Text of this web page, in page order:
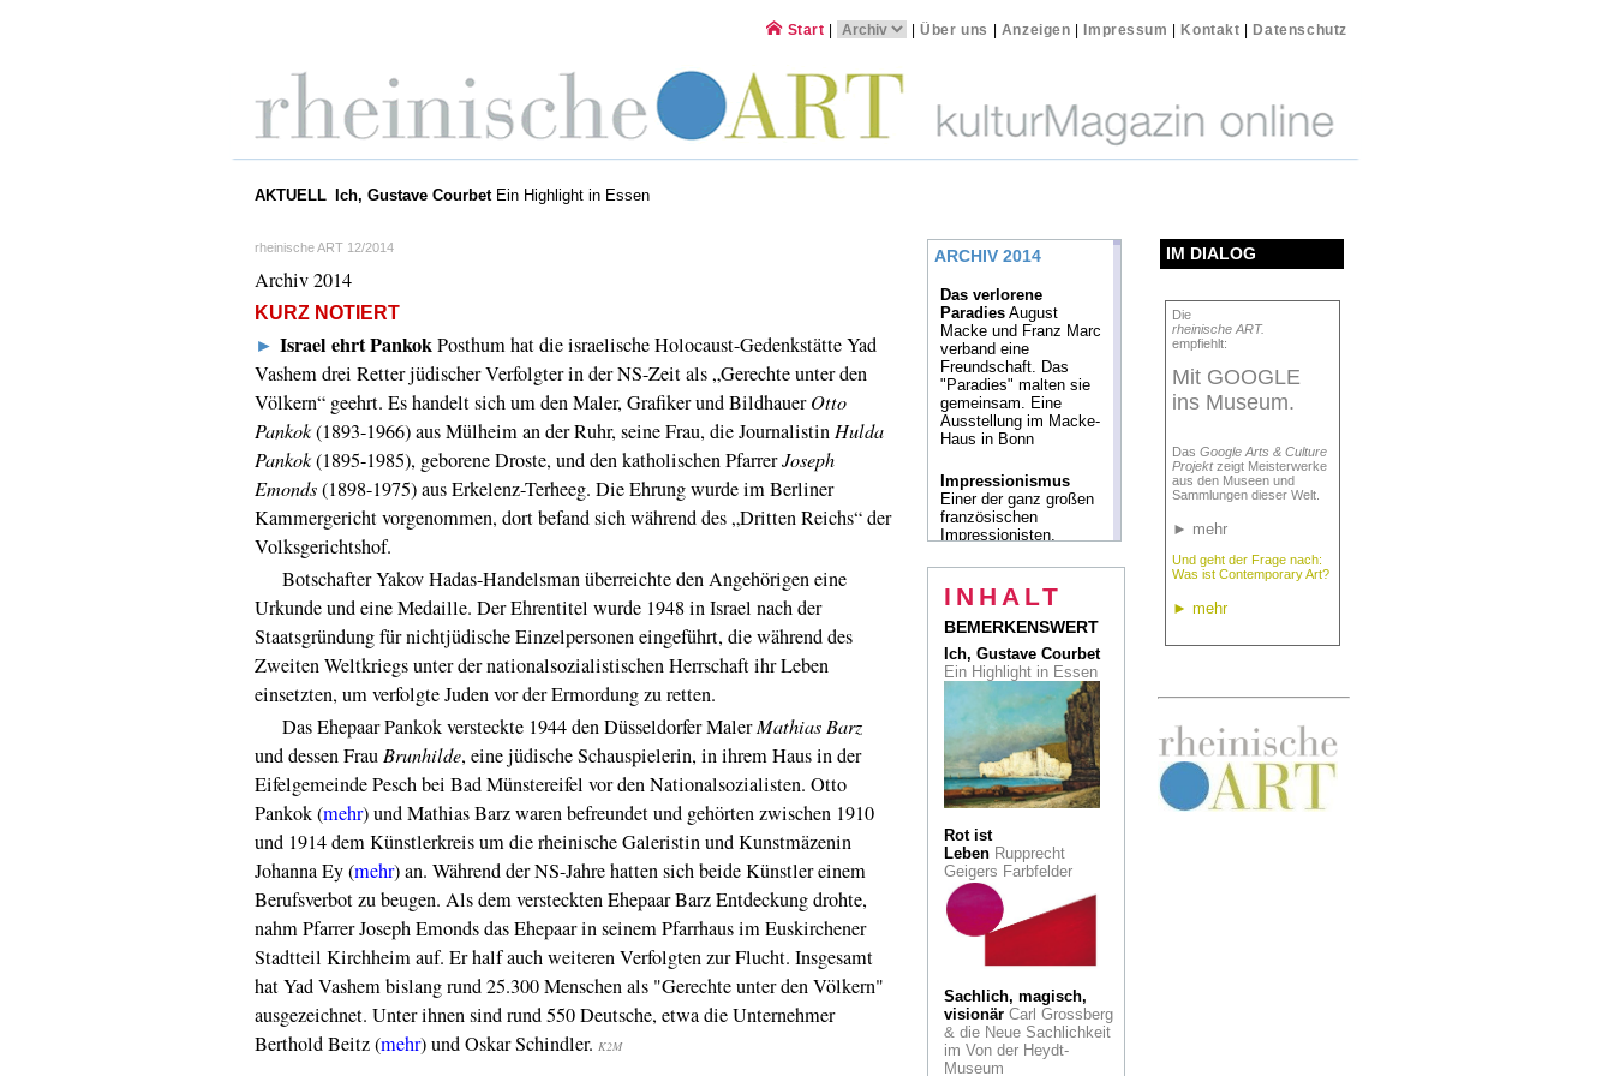
Start |Über uns Anzeigen Impressum Kontakt Datenschutz
AKTUELL Ich, Gustave CourbetEin Highlight in Essen
rheinische ART 12/2014
Archiv 2014
KURZ NOTIERT
► Israel ehrt PankokPosthum hat die israelische Holocaust-Gedenkstätte Yad
Vashem drei Retter jüdischer Verfolgter in der NS-Zeit als „Gerechte unter den
Völkern“ geehrt. Es handelt sich um den Maler, Grafiker und BildhauerOtto
Pankok(1893-1966) aus Mülheim an der Ruhr, seine Frau, die Journalistin Hulda
Pankok(1895-1985), geborene Droste, und den katholischen PfarrerJoseph
Emonds(1898-1975) aus Erkelenz-Terheeg. Die Ehrung wurde im Berliner
Kammergericht vorgenommen, dort befand sich während des „Dritten Reichs“ der
Volksgerichtshof.
Botschafter Yakov Hadas-Handelsman überreichte den Angehörigen eine
Urkunde und eine Medaille. Der Ehrentitel wurde 1948 in Israel nach der
Staatsgründung für nichtjüdische Einzelpersonen eingeführt, die während des
Zweiten Weltkriegs unter der nationalsozialistischen Herrschaft ihr Leben
einsetzten, um verfolgte Juden vor der Ermordung zu retten.
Das Ehepaar Pankok versteckte 1944 den Düsseldorfer MalerMathias Barz
und dessen Frau Brunhilde, eine jüdische Schauspielerin, in ihrem Haus in der
Eifelgemeinde Pesch bei Bad Münstereifel vor den Nationalsozialisten. Otto
Pankok (mehr) und Mathias Barz waren befreundet und gehörten zwischen 1910
und 1914 dem Künstlerkreis um die rheinische Galeristin und Kunstmäzenin
Johanna Ey (mehr) an. Während der NS-Jahre hatten sich beide Künstler einem
Berufsverbot zu beugen. Als dem versteckten Ehepaar Barz Entdeckung drohte,
nahm Pfarrer Joseph Emonds das Ehepaar in seinem Pfarrhaus im Euskirchener
Stadtteil Kirchheim auf. Er half auch weiteren Verfolgten zur Flucht. Insgesamt
hat Yad Vashem bislang rund 25.300 Menschen als "Gerechte unter den Völkern"
ausgezeichnet. Unter ihnen sind rund 550 Deutsche, etwa die Unternehmer
Berthold Beitz (mehr) und Oskar Schindler. K2M
IM DIALOG
Die
rheinische ART.
empfiehlt:
Mit GOOGLE
ins Museum.
Das Google Arts & Culture
Projektzeigt Meisterwerke
aus den Museen und
Sammlungen dieser Welt.
► mehr
Und geht der Frage nach:
Was ist Contemporary Art?
► mehr
ARCHIV 2014
Das verlorene
Paradies August
Macke und Franz Marc
verband eine
Freundschaft. Das
"Paradies" malten sie
gemeinsam. Eine
Ausstellung im Macke-
Haus in Bonn
Impressionismus
Einer der ganz großen
französischen
Impressionisten,
Wuppertaler Von der
Heydt-Museum
ausgestellt
DiplomatiePaul Klee
in Moskau. "Kein Tag
ohne Linie."
Sie zählt zu
den bedeutendsten
Kollektionen
amerikanischer Pop Art:
Die Sammlung Ludwig.
Museum Ludwig in Köln
Heiliges KölnDie
großen romanischen
Kirchen der Domstadt,
vorgestellt in einem
RestitutionDie Erben
des legendären
Galeristen Alfred
Flechtheim fordern zwei
Gemälde aus der
INHALT
BEMERKENSWERT
Ich, Gustave Courbet
Ein Highlight in Essen
Rot ist
LebenRupprecht
Geigers Farbfelder
Sachlich, magisch,
visionärCarl Grossberg
& die Neue Sachlichkeit
im Von der Heydt-
Museum